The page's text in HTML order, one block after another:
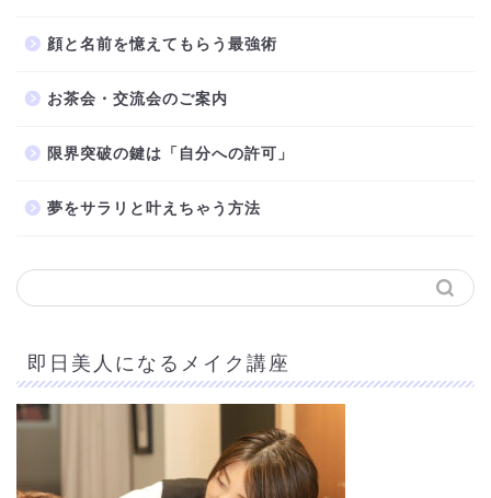
顔と名前を憶えてもらう最強術
お茶会・交流会のご案内
限界突破の鍵は「自分への許可」
夢をサラリと叶えちゃう方法
即日美人になるメイク講座